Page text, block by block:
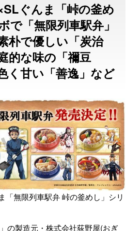
ぐんま「峠の釜め
で「無限列車駅弁」
朴で優しい「炭治
的な味の「禰豆
く甘い「善逸」など
「無限列車駅弁 峠の釜めし」シリ
の製造元・株式会社荻野屋(おぎ